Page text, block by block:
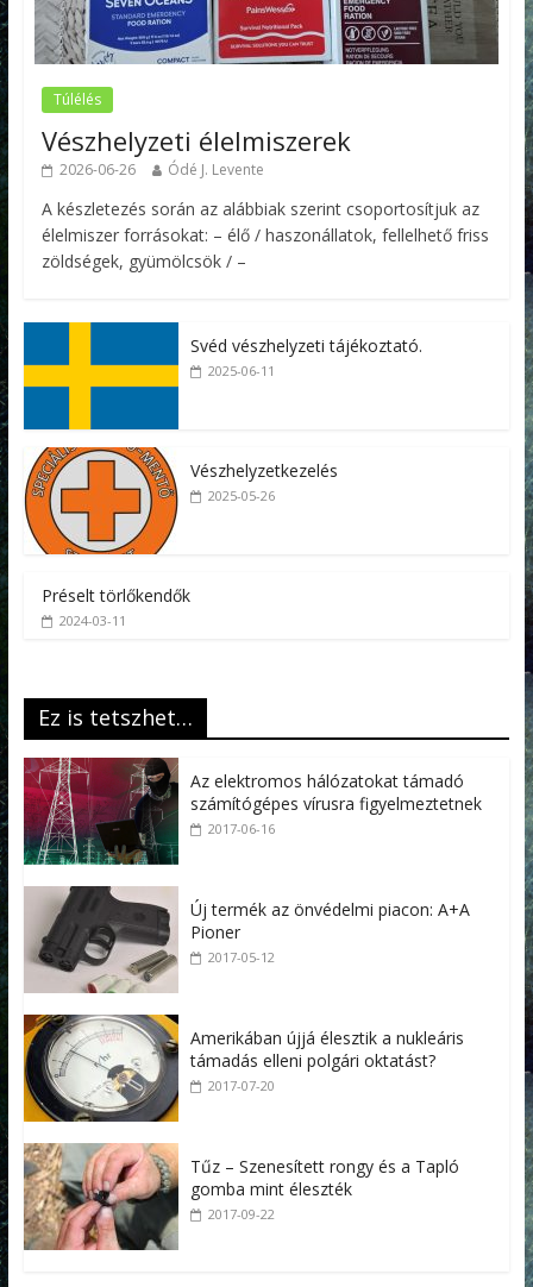
Túlélés
Vészhelyzeti élelmiszerek
2026-06-26 Ódé J. Levente
A készletezés során az alábbiak szerint csoportosítjuk az
élelmiszer forrásokat: – élő / haszonállatok, fellelhető friss
zöldségek, gyümölcsök / –
Svéd vészhelyzeti tájékoztató.
2025-06-11
Vészhelyzetkezelés
2025-05-26
Préselt törlőkendők
2024-03-11
Ez is tetszhet…
Az elektromos hálózatokat támadó
számítógépes vírusra figyelmeztetnek
2017-06-16
Új termék az önvédelmi piacon: A+A
Pioner
2017-05-12
Amerikában újjá élesztik a nukleáris
támadás elleni polgári oktatást?
2017-07-20
Tűz – Szenesített rongy és a Tapló
gomba mint éleszték
2017-09-22